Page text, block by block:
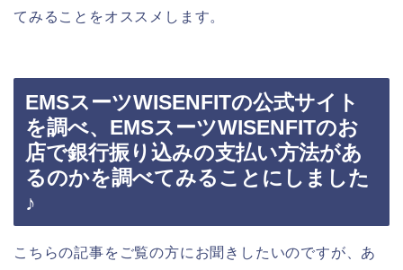
てみることをオススメします。
EMSスーツWISENFITの公式サイト
を調べ、EMSスーツWISENFITのお
店で銀行振り込みの支払い方法があ
るのかを調べてみることにしました
♪
こちらの記事をご覧の方にお聞きしたいのですが、あ